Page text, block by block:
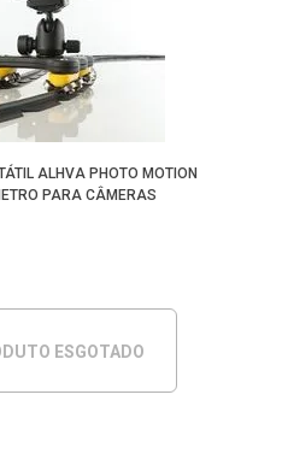
Menor Preço
ALHVA PHOTO MOTION
PARA CÂMERAS
ESGOTADO